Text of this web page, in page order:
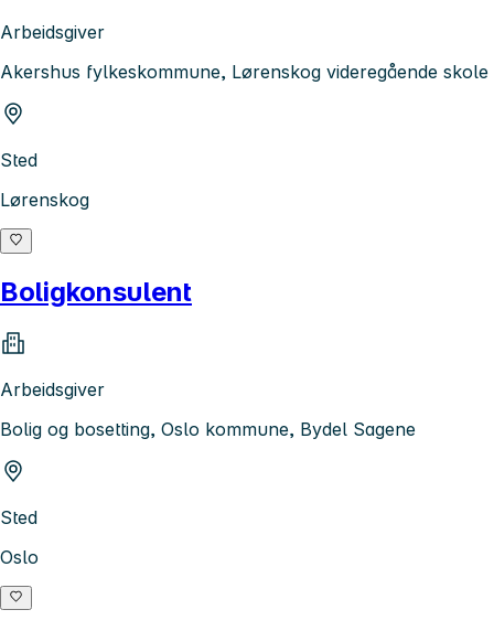
Arbeidsgiver
Akershus fylkeskommune, Lørenskog videregående skole
Sted
Lørenskog
Boligkonsulent
Arbeidsgiver
Bolig og bosetting, Oslo kommune, Bydel Sagene
Sted
Oslo